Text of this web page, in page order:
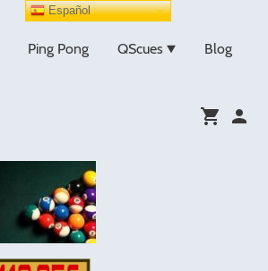
Ping Pong QScues Blog
Español